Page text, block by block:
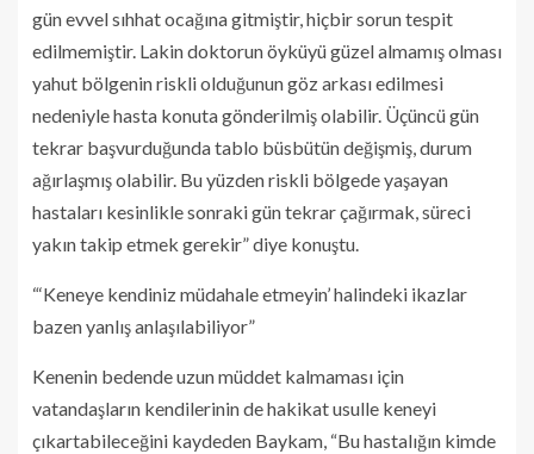
gün evvel sıhhat ocağına gitmiştir, hiçbir sorun tespit
edilmemiştir. Lakin doktorun öyküyü güzel almamış olması
yahut bölgenin riskli olduğunun göz arkası edilmesi
nedeniyle hasta konuta gönderilmiş olabilir. Üçüncü gün
tekrar başvurduğunda tablo büsbütün değişmiş, durum
ağırlaşmış olabilir. Bu yüzden riskli bölgede yaşayan
hastaları kesinlikle sonraki gün tekrar çağırmak, süreci
yakın takip etmek gerekir” diye konuştu.
“‘Keneye kendiniz müdahale etmeyin’ halindeki ikazlar
bazen yanlış anlaşılabiliyor”
Kenenin bedende uzun müddet kalmaması için
vatandaşların kendilerinin de hakikat usulle keneyi
çıkartabileceğini kaydeden Baykam, “Bu hastalığın kimde